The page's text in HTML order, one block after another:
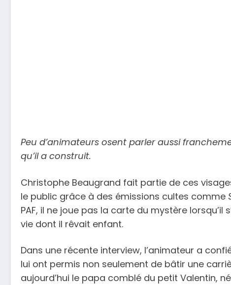
Peu d’animateurs osent parler aussi
qu’il a construit.
Christophe Beaugrand fait partie de ces
le public grâce à des émissions cultes comme
PAF, il ne joue pas la carte du mystère
vie dont il rêvait enfant.
Dans une récente interview, l’animateur a
lui ont permis non seulement de bâtir une
aujourd’hui le papa comblé du petit Valentin,